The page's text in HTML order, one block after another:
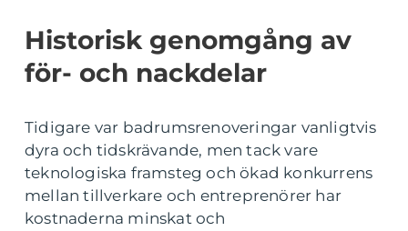
Historisk genomgång av
för- och nackdelar
Tidigare var badrumsrenoveringar vanligtvis
dyra och tidskrävande, men tack vare
teknologiska framsteg och ökad konkurrens
mellan tillverkare och entreprenörer har
kostnaderna minskat och